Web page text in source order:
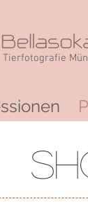
Tierfotografie